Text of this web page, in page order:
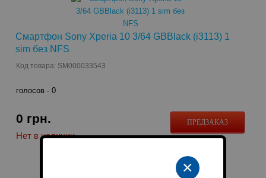
Смартфон Sony Xperia 10 3/64 GBBlack (i3113) 1
sim без NFS
Код товара: SM000033543
голосов - 0
0 грн.
Нет в наличии
ПРЕДЗАКАЗ
×